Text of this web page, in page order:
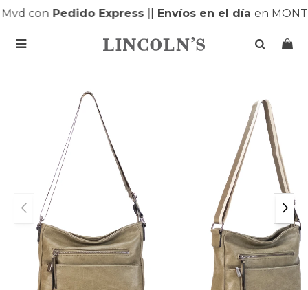
conPedido Express| Envíos en el díaen
